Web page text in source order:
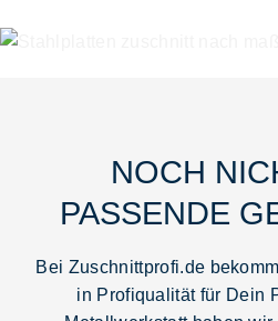
NOCH
PASSENDE
Bei Zuschnittprofi.de
in Profiqualitätfür Dein